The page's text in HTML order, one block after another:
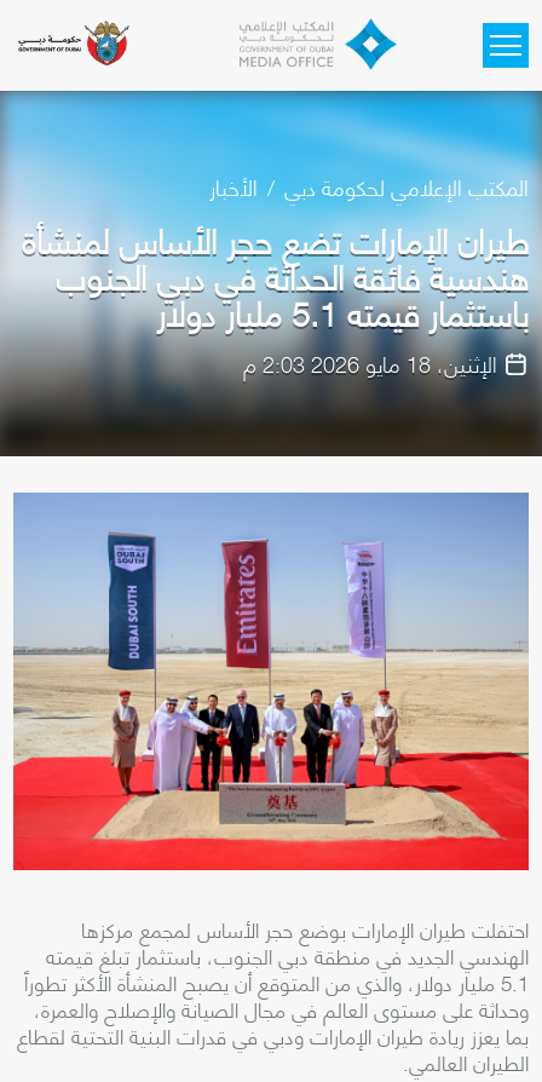
المكتب الإعلامي لحكومة دبي الأخبار
طيران الإمارات تضع حجر الأساس لمنشأة
هندسية فائقة الحداثة في دبي الجنوب
باستثمار قيمته 5.1 مليار دولار
الإثنين، 18 مايو 2026 2:03 م
احتفلت طيران الإمارات بوضع حجر الأساس لمجمع مركزها
الهندسي الجديد في منطقة دبي الجنوب، باستثمار تبلغ قيمته
5.1 مليار دولار، والذي من المتوقع أن يصبح المنشأة الأكثر تطوراً
وحداثة على مستوى العالم في مجال الصيانة والإصلاح والعمرة،
بما يعزز ريادة طيران الإمارات ودبي في قدرات البنية التحتية لقطاع
الطيران العالمي.